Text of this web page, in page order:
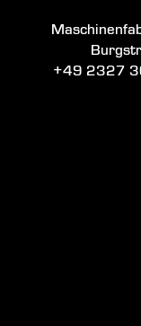
+49 2327